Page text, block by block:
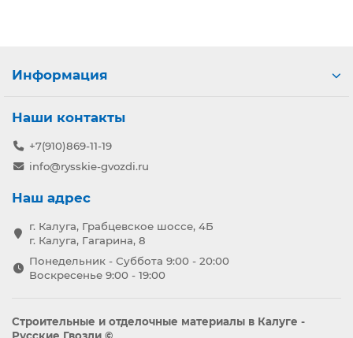
Информация
Наши контакты
+7(910)869-11-19
info@rysskie-gvozdi.ru
Наш адрес
г. Калуга, Грабцевское шоссе, 4Б
г. Калуга, Гагарина, 8
Понедельник - Суббота 9:00 - 20:00
Воскресенье 9:00 - 19:00
Строительные и отделочные материалы в Калуге -